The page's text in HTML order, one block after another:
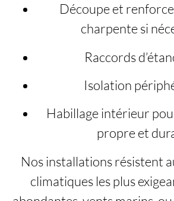
Découpe et
charpente si
Raccords
Isolation
Habillage intérieur
propre et
Nos installations résistent
climatiques les plus